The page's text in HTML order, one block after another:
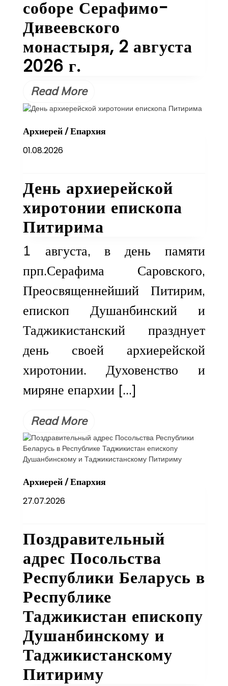
соборе Серафимо-
Дивеевского
монастыря, 2 августа
2026 г.
Read More
Архиерей/Епархия
01.08.2026
День архиерейской
хиротонии епископа
Питирима
1 августа, в день памяти
прп.Серафима Саровского,
Преосвященнейший Питирим,
епископ Душанбинский и
Таджикистанский празднует
день своей архиерейской
хиротонии. Духовенство и
миряне епархии […]
Read More
Архиерей/Епархия
27.07.2026
Поздравительный
адрес Посольства
Республики Беларусь в
Республике
Таджикистан епископу
Душанбинскому и
Таджикистанскому
Питириму